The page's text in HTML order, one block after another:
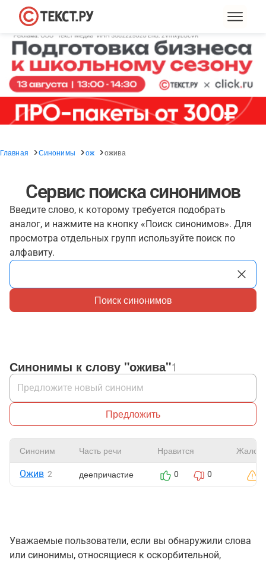
Главная Синонимы ож ожива
Сервис поиска синонимов
Введите слово, к которому требуется подобрать
аналог, и нажмите на кнопку «Поиск синонимов». Для
просмотра отдельных групп используйте поиск по
алфавиту.
Поиск синонимов
Синонимы к слову "ожива"1
Предложить
Синоним Часть речи Нравится
Ожив 2 деепричастие 0 0
Уважаемые пользователи, если вы обнаружили слова
или синонимы, относящиеся к оскорбительной,